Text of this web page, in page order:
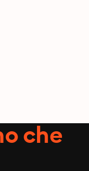
che